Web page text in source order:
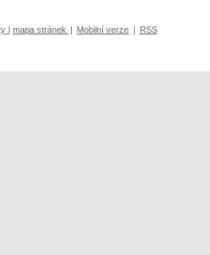
| mapa stránek | Mobilní verze | RSS